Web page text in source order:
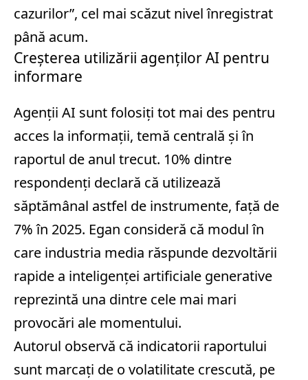
cazurilor”, cel mai scăzut nivel înregistrat
până acum.
Creșterea utilizării agenților AI pentru
informare
Agenții AI sunt folosiți tot mai des pentru
acces la informații, temă centrală și în
raportul de anul trecut. 10% dintre
respondenți declară că utilizează
săptămânal astfel de instrumente, față de
7% în 2025. Egan consideră că modul în
care industria media răspunde dezvoltării
rapide a inteligenței artificiale generative
reprezintă una dintre cele mai mari
provocări ale momentului.
Autorul observă că indicatorii raportului
sunt marcați de o volatilitate crescută, pe